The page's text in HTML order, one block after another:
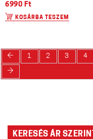
6990 Ft
KOSÁRBA TESZEM
← 1 2 3 4
→
KERESÉS ÁR SZERINT